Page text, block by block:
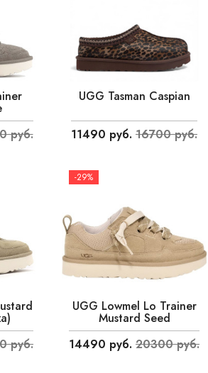
руб.
UGG Tasman Caspian
11490 руб. 16700 руб.
руб.
-29%
UGG Lowmel Lo Trainer
Mustard Seed
14490 руб. 20300 руб.